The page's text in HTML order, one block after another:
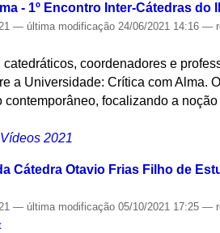
- 1º Encontro Inter-Cátedras do
— última modificação 24/06/2021 14:16—
coordenadores e
a Universidade: Crítica com Alma.
focalizando a
Vídeos 2021
Cátedra Otavio Frias Filho de
— última modificação 05/10/2021 17:25—